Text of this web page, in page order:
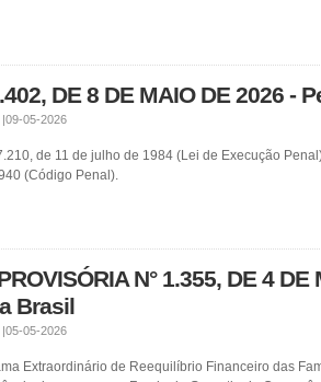
DE 8 DE MAIO DE 2026 -
|09-05-2026
de 11 de julho de 1984 (Lei de Execução
(Código Penal).
N° 1.355, DE 4
Brasil
|05-05-2026
Extraordinário de Reequilíbrio Financeiro das